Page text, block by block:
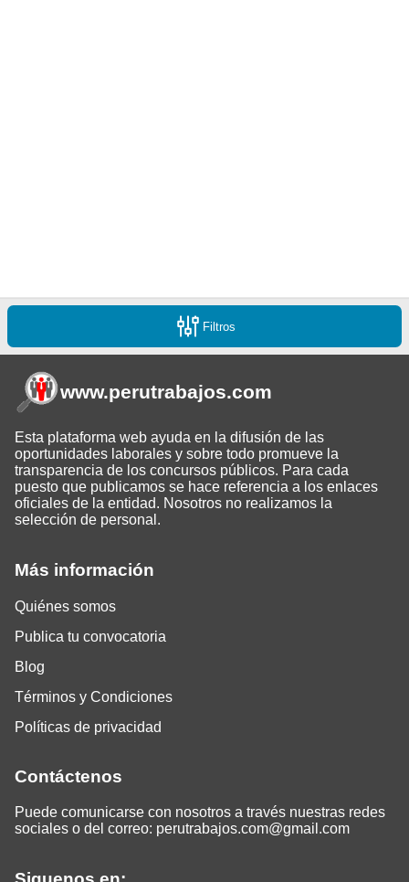
Filtros
Más información
Quiénes somos
Publica tu convocatoria
Blog
Términos y Condiciones
Políticas de privacidad
Contáctenos
Puede comunicarse con nosotros a través nuestras redes
sociales o del correo: perutrabajos.com@gmail.com
www.perutrabajos.com
Esta plataforma web ayuda en la difusión de las
oportunidades laborales y sobre todo promueve la
transparencia de los concursos públicos. Para cada
puesto que publicamos se hace referencia a los enlaces
oficiales de la entidad. Nosotros no realizamos la
selección de personal.